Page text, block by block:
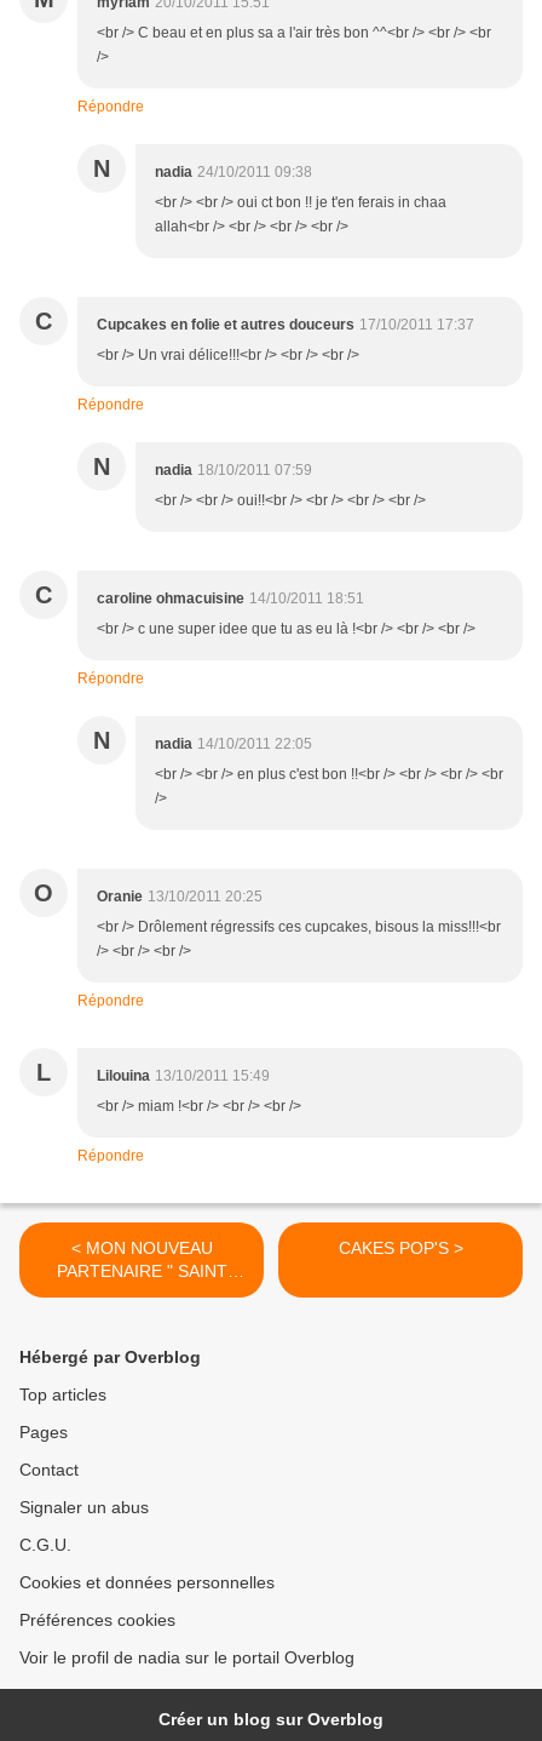
<br /> C beau et en plus sa a l'air très bon ^^<br /> <br /> <br
/>
Répondre
N nadia 24/10/2011 09:38
<br /> <br /> oui ct bon !! je t'en ferais in chaa
allah<br /> <br /> <br /> <br />
C Cupcakes en folie et autres douceurs 17/10/2011 17:37
<br /> Un vrai délice!!!<br /> <br /> <br />
Répondre
N nadia 18/10/2011 07:59
<br /> <br /> oui!!<br /> <br /> <br /> <br />
C caroline ohmacuisine 14/10/2011 18:51
<br /> c une super idee que tu as eu là !<br /> <br /> <br />
Répondre
N nadia 14/10/2011 22:05
<br /> <br /> en plus c'est bon !!<br /> <br /> <br /> <br
/>
O Oranie 13/10/2011 20:25
<br /> Drôlement régressifs ces cupcakes, bisous la miss!!!<br
/> <br /> <br />
Répondre
L Lilouina 13/10/2011 15:49
<br /> miam !<br /> <br /> <br />
Répondre
< MON NOUVEAU
PARTENAIRE " SAINT
JULIEN "
CAKES POP'S >
Hébergé par Overblog
Top articles
Pages
Contact
Signaler un abus
C.G.U.
Cookies et données personnelles
Préférences cookies
Voir le profil de nadia sur le portail Overblog
Créer un blog sur Overblog